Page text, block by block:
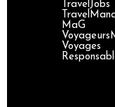
TravelJobs
MaG
Voyages